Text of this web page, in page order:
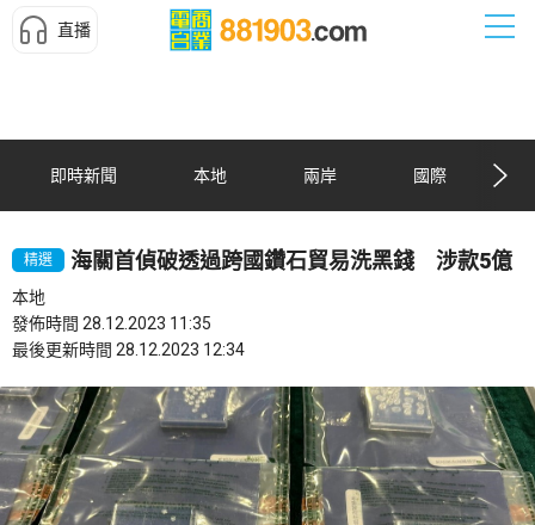
直播
即時新聞 本地 兩岸 國際
精選 海關首偵破透過跨國鑽石貿易洗黑錢 涉款5億
本地
發佈時間 28.12.2023 11:35
最後更新時間 28.12.2023 12:34